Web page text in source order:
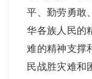
平、勤劳勇敢
华各族人民的
难的精神支撑
民战胜灾难和